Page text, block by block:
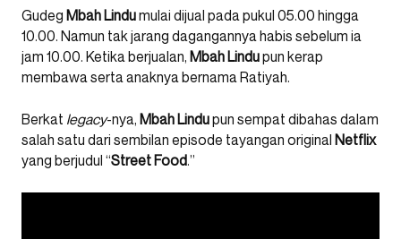
Gudeg MbahLindumulai dijual pada pukul 05.00 hingga
10.00. Namun tak jarang dagangannya habis sebelum ia
jam 10.00. Ketika berjualan, MbahLindupun kerap
membawa serta anaknya bernama Ratiyah.
Berkat legacy-nya, MbahLindupun sempat dibahas dalam
salah satu dari sembilan episode tayangan original Netflix
yang berjudul “Street Food.”